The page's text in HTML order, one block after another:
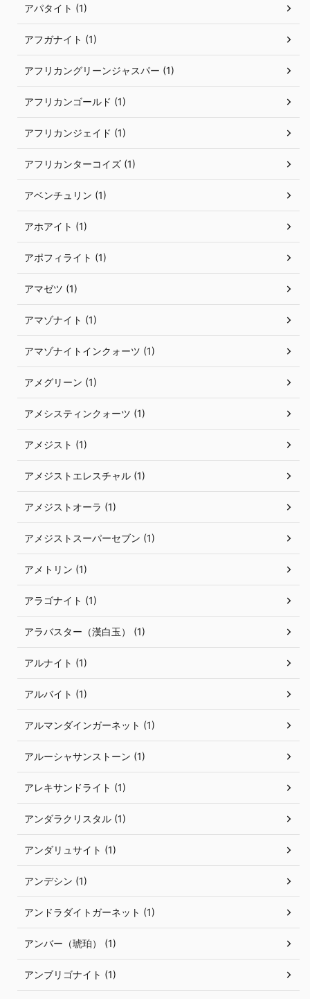
アパタイト (1)
アフガナイト (1)
アフリカングリーンジャスパー (1)
アフリカンゴールド (1)
アフリカンジェイド (1)
アフリカンターコイズ (1)
アベンチュリン (1)
アホアイト (1)
アポフィライト (1)
アマゼツ (1)
アマゾナイト (1)
アマゾナイトインクォーツ (1)
アメグリーン (1)
アメシスティンクォーツ (1)
アメジスト (1)
アメジストエレスチャル (1)
アメジストオーラ (1)
アメジストスーパーセブン (1)
アメトリン (1)
アラゴナイト (1)
アラバスター（漢白玉） (1)
アルナイト (1)
アルバイト (1)
アルマンダインガーネット (1)
アルーシャサンストーン (1)
アレキサンドライト (1)
アンダラクリスタル (1)
アンダリュサイト (1)
アンデシン (1)
アンドラダイトガーネット (1)
アンバー（琥珀） (1)
アンブリゴナイト (1)